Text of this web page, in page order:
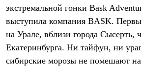
Среднее термобелье
Легкое термобелье
Лёгкая одежда
Футболки
Рубашки
Толстовки
Брюки
экстремальной гонки Bask
выступила компания BASK.
на Урале, вблизи города Сысерть,
Екатеринбурга. Ни тайфун, ни
сибирские морозы не помешают